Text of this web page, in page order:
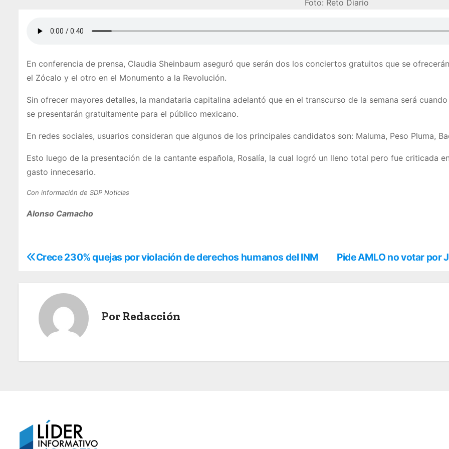
Foto: Reto Diario
En conferencia de prensa, Claudia Sheinbaum aseguró que serán dos los conciertos gratuitos que se
el Zócalo y el otro en el Monumento a la Revolución.
Sin ofrecer mayores detalles, la mandataria capitalina adelantó que en el transcurso de la semana será
se presentarán gratuitamente para el público mexicano.
En redes sociales, usuarios consideran que algunos de los principales candidatos son: Maluma, Peso Pluma,
Esto luego de la presentación de la cantante española, Rosalía, la cual logró un lleno total pero fue criticada
gasto innecesario.
Con información de SDP Noticias
Alonso Camacho
N
a
ó
n
Pide AMLO no votar por
Crece 230% quejas por violación de derechos humanos del INM
PorRedacción